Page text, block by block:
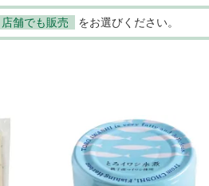
店舗でも販売 をお選びください。